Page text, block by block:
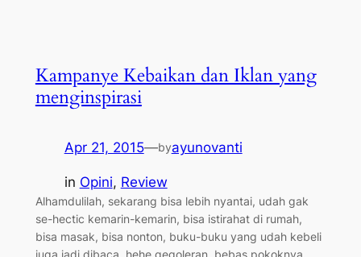
Kampanye Kebaikan dan Iklan yang
menginspirasi
Apr 21, 2015—byayunovanti
in Opini, Review
Alhamdulilah, sekarang bisa lebih nyantai, udah gak
se-hectic kemarin-kemarin, bisa istirahat di rumah,
bisa masak, bisa nonton, buku-buku yang udah kebeli
juga jadi dibaca, hehe gegoleran, bebas pokoknya.